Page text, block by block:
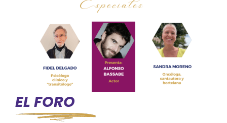
EL FORO